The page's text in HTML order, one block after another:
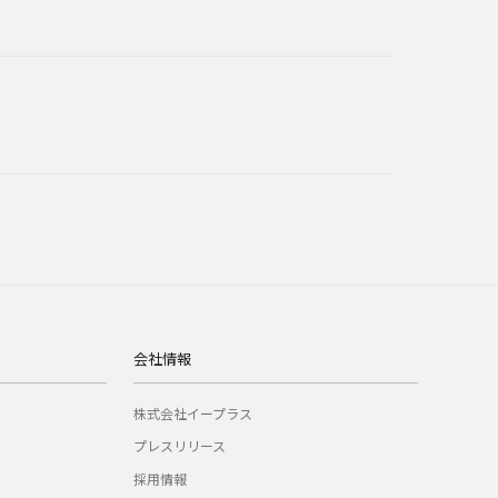
会社情報
株式会社イープラス
プレスリリース
採用情報